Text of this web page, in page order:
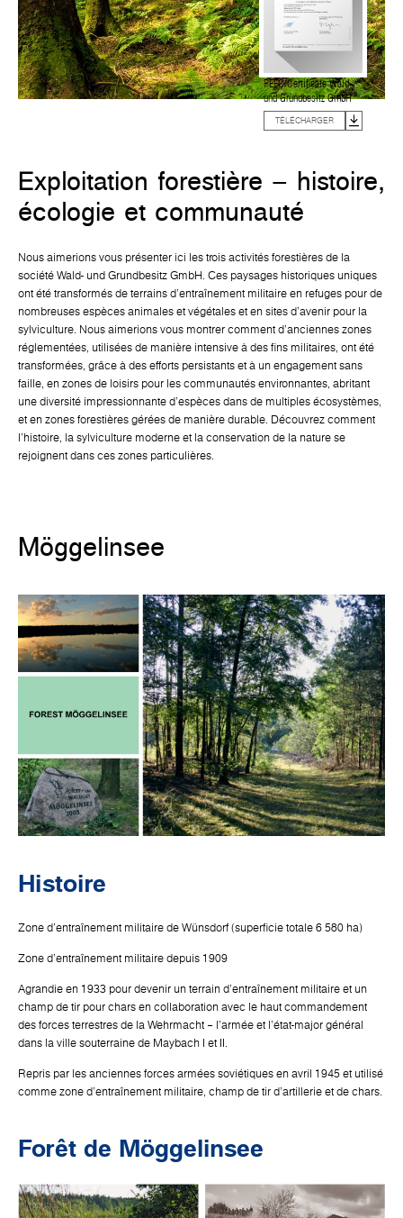
PEFC Certificate Wald-
und Grundbesitz GmbH
TÉLÉCHARGER
Exploitation forestière – histoire,
écologie et communauté
Nous aimerions vous présenter ici les trois activités forestières de la
société Wald- und Grundbesitz GmbH. Ces paysages historiques uniques
ont été transformés de terrains d'entraînement militaire en refuges pour de
nombreuses espèces animales et végétales et en sites d'avenir pour la
sylviculture. Nous aimerions vous montrer comment d'anciennes zones
réglementées, utilisées de manière intensive à des fins militaires, ont été
transformées, grâce à des efforts persistants et à un engagement sans
faille, en zones de loisirs pour les communautés environnantes, abritant
une diversité impressionnante d'espèces dans de multiples écosystèmes,
et en zones forestières gérées de manière durable. Découvrez comment
l'histoire, la sylviculture moderne et la conservation de la nature se
rejoignent dans ces zones particulières.
Möggelinsee
Histoire
Zone d'entraînement militaire de Wünsdorf (superficie totale 6 580 ha)
Zone d'entraînement militaire depuis 1909
Agrandie en 1933 pour devenir un terrain d'entraînement militaire et un
champ de tir pour chars en collaboration avec le haut commandement
des forces terrestres de la Wehrmacht – l'armée et l'état-major général
dans la ville souterraine de Maybach I et II.
Repris par les anciennes forces armées soviétiques en avril 1945 et utilisé
comme zone d'entraînement militaire, champ de tir d'artillerie et de chars.
Forêt de Möggelinsee